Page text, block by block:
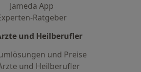
Jameda App
Ratgeber
und Heilberufler
und Preise
und Heilberufler